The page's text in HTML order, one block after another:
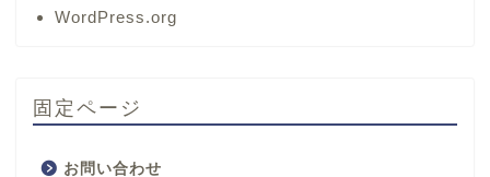
WordPress.org
固定ページ
お問い合わせ
プロフィール